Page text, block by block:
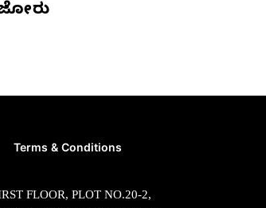
Terms & Conditions
FLOOR, PLOT NO.20-2,